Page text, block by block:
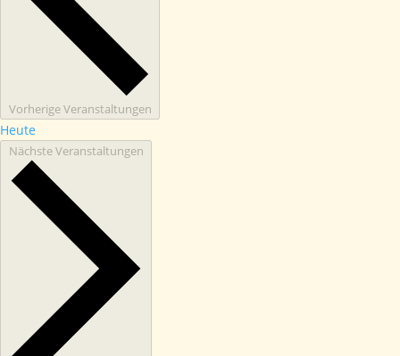
VorherigeVeranstaltungen
Heute
NächsteVeranstaltungen